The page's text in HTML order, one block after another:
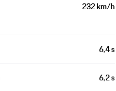
232 km/h
6,4 s
6,2 s